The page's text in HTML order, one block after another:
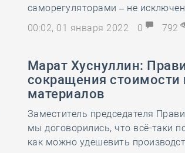
саморегуляторами – не
00:02, 01 января 2022
0 792
Марат Хуснуллин:
сокращения стоимости
материалов
Заместитель председателя
мы договорились, что всё-таки
как можно удешевить